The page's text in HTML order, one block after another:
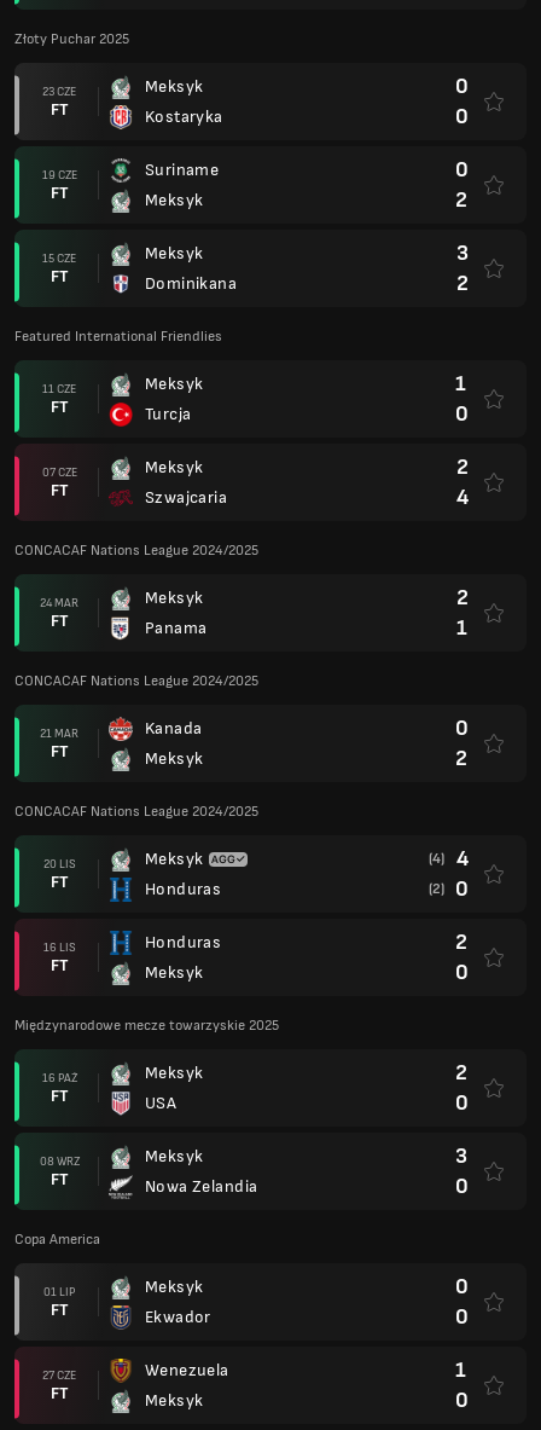
Złoty Puchar 2025
23 CZE
FT
Meksyk
Kostaryka
0
0
19 CZE
FT
Suriname
Meksyk
0
2
15 CZE
FT
Meksyk
Dominikana
3
2
Featured International Friendlies
11 CZE
FT
Meksyk
Turcja
1
0
07 CZE
FT
Meksyk
Szwajcaria
2
4
CONCACAF Nations League 2024/2025
24 MAR
FT
Meksyk
Panama
2
1
CONCACAF Nations League 2024/2025
21 MAR
FT
Kanada
Meksyk
0
2
CONCACAF Nations League 2024/2025
20 LIS
FT
Meksyk
Honduras
(4) 4
(2) 0
16 LIS
FT
Honduras
Meksyk
2
0
Międzynarodowe mecze towarzyskie 2025
16 PAŹ
FT
Meksyk
USA
2
0
08 WRZ
FT
Meksyk
Nowa Zelandia
3
0
Copa America
01 LIP
FT
Meksyk
Ekwador
0
0
27 CZE
FT
Wenezuela
Meksyk
1
0